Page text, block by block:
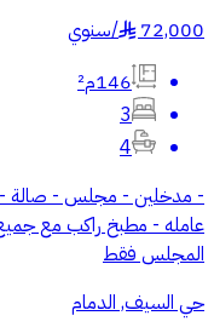
72,000
§
/سنوي
146م²
3
4
عامله - مطبخ راكب مع جميع
المجلس فقط
حي السيف, الدمام